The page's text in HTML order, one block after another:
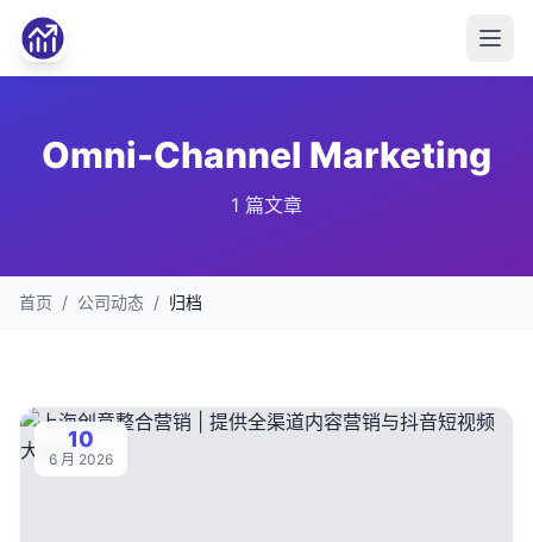
Omni-Channel Marketing
1 篇文章
首页 / 公司动态 / 归档
10
6 月 2026